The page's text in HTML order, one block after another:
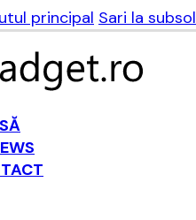
principal Sari la subsol